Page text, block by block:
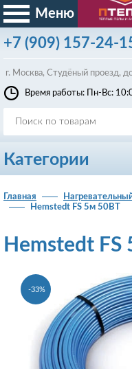
Меню
+7 (909) 157-24-
г. Москва, Студёный проезд, д
Время работы: Пн-Вс:
Категории
Главная
Hemstedt FS 5м 50ВТ
Hemstedt
-33%